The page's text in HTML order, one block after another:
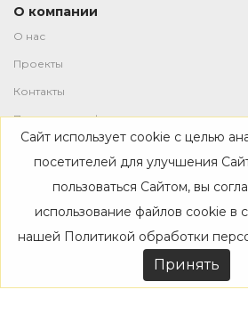
О компании
О нас
Проекты
Контакты
Политика конфиденциальности
Магазин
Каталог
Дизайнерам
Акции
Сайт использует cookie с целью
посетителей для улучшения
пользоваться Сайтом, вы
использование файлов cookie в
нашей Политикой обработки
Принять